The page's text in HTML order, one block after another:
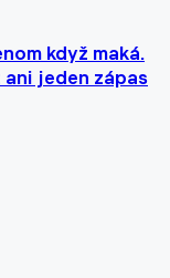
když maká.
jeden zápas